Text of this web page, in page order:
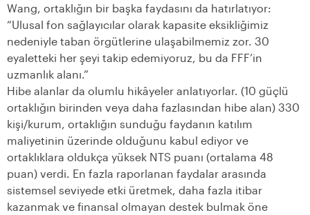
Wang, ortaklığın bir başka faydasını da hatırlatıyor:
“Ulusal fon sağlayıcılar olarak kapasite eksikliğimiz
nedeniyle taban örgütlerine ulaşabilmemiz zor. 30
eyaletteki her şeyi takip edemiyoruz, bu da FFF’in
uzmanlık alanı.”
Hibe alanlar da olumlu hikâyeler anlatıyorlar. (10 güçlü
ortaklığın birinden veya daha fazlasından hibe alan) 330
kişi/kurum, ortaklığın sunduğu faydanın katılım
maliyetinin üzerinde olduğunu kabul ediyor ve
ortaklıklara oldukça yüksek NTS puanı (ortalama 48
puan) verdi. En fazla raporlanan faydalar arasında
sistemsel seviyede etki üretmek, daha fazla itibar
kazanmak ve finansal olmayan destek bulmak öne